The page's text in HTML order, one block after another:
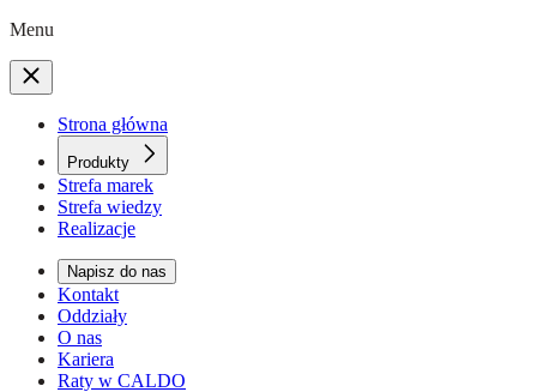
Menu
Strona główna
Produkty
Strefa marek
Strefa wiedzy
Realizacje
Napisz do nas
Kontakt
Oddziały
O nas
Kariera
Raty w CALDO